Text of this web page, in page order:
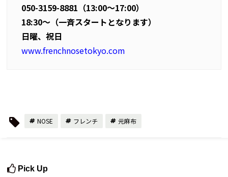
050-3159-8881（13:00～17:00）
18:30～（一斉スタートとなります）
日曜、祝日
www.frenchnosetokyo.com
NOSE フレンチ 元麻布
Pick Up